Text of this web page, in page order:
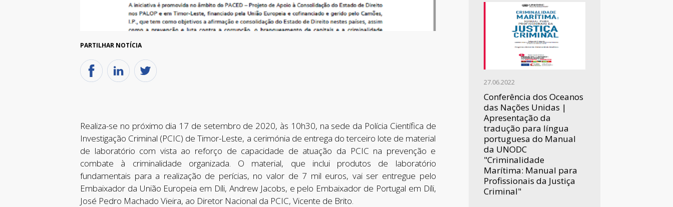
PARTILHAR NOTÍCIA
Realiza-se no próximo dia 17 de setembro de 2020, às 10h30, na sede da Polícia Científica de
Investigação Criminal (PCIC) de Timor-Leste, a cerimónia de entrega do terceiro lote de material
de laboratório com vista ao reforço de capacidade de atuação da PCIC na prevenção e
combate à criminalidade organizada. O material, que inclui produtos de laboratório
fundamentais para a realização de perícias, no valor de 7 mil euros, vai ser entregue pelo
Embaixador da União Europeia em Díli, Andrew Jacobs, e pelo Embaixador de Portugal em Díli,
José Pedro Machado Vieira, ao Diretor Nacional da PCIC, Vicente de Brito.
27.06.2022
Conferência dos Oceanos
das Nações Unidas |
Apresentação da
tradução para língua
portuguesa do Manual
da UNODC
"Criminalidade
Marítima: Manual para
Profissionais da Justiça
Criminal"